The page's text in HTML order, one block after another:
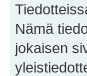
Nämä
jokaisen